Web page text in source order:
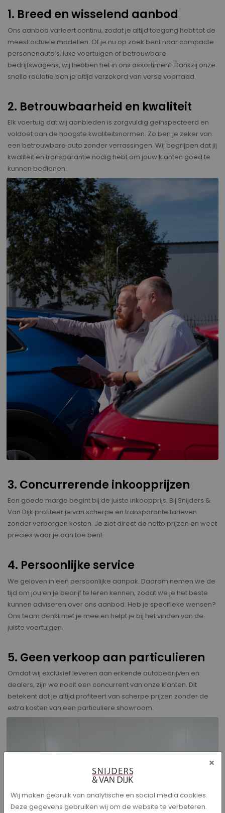
1. Breed en wisselend aanbod
Ons aanbod varieert continu, zodat je altijd toegang hebt tot de
meest actuele modellen. Of je nu op zoek bent naar compacte
personenauto’s, luxe voertuigen of betrouwbare
bedrijfswagens, wij hebben het in ons assortiment. Dankzij onze
snelle roulatie ben je altijd verzekerd van verse voorraad.
2. Betrouwbaarheid en kwaliteit
Elk voertuig dat wij aanbieden is zorgvuldig geïnspecteerd en
voldoet aan de hoogste kwaliteitsnormen. Zo ben je zeker van
een betrouwbare auto zonder verrassingen. Wij begrijpen dat jij
kwaliteit en transparantie nodig hebt om jouw klanten goed te
kunnen bedienen.
3. Concurrerende inkoopprijzen
Een goede marge begint bij de juiste inkoopprijs. Bij Snijders &
Van Dijk profiteer je van scherpe en transparante tarieven
zonder verborgen kosten. Je ziet direct de netto prijzen en weet
precies waar je aan toe bent.
4. Persoonlijke service
We geloven in een persoonlijke aanpak. Daarom nemen we de
tijd om jou en je bedrijf te leren kennen, zodat we je het beste
kunnen adviseren over ons aanbod. Heb je specifieke wensen?
Ons team denkt met je mee en helpt je bij het vinden van de
juiste voertuigen.
5. Geen verkoop aan particulieren
Omdat wij exclusief leveren aan erkende autobedrijven en
dealers, zijn we nooit een concurrent van onze klanten. Dit
betekent dat je altijd profiteert van scherpe prijzen zonder de
extra kosten van een particuliere showroom.
×
Wij maken gebruik van analytische en social media cookies.
Deze gegevens gebruiken wij om de website te verbeteren.